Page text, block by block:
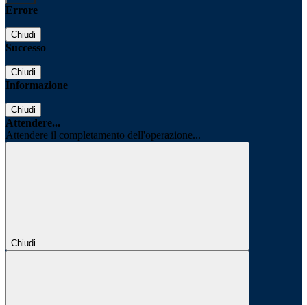
Errore
Chiudi
Successo
Chiudi
Informazione
Chiudi
Attendere...
Attendere il completamento dell'operazione...
Chiudi